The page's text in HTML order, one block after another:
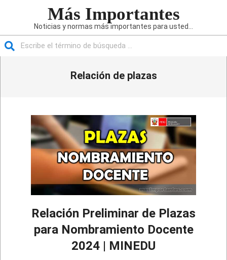
Más Importantes
Noticias y normas más importantes para usted...
Relación de plazas
Relación Preliminar de Plazas
para Nombramiento Docente
2024 | MINEDU